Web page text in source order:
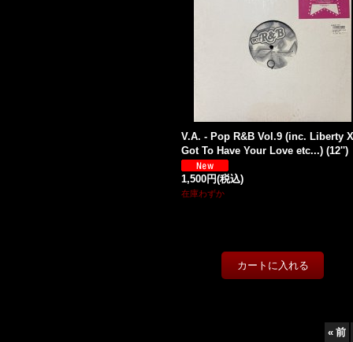
V.A. - Pop R&B Vol.9 (inc. Liberty
Got To Have Your Love etc...) (12'')
1,500円(税込)
在庫わずか
« 前